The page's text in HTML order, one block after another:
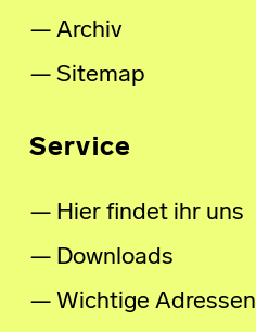
Archiv
Sitemap
Service
Hier findet ihr uns
Downloads
Wichtige Adressen